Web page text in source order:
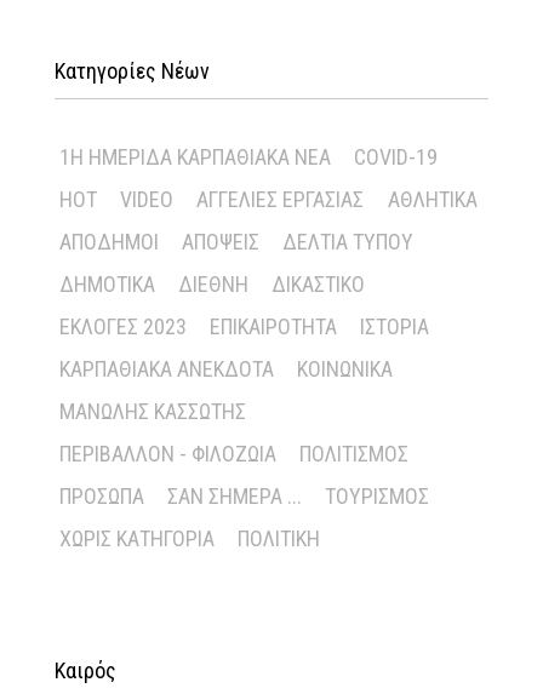
Κατηγορίες Νέων
1Η ΗΜΕΡΊΔΑ ΚΑΡΠΑΘΙΑΚΆ ΝΈΑ
COVID-19
HOT
VIDEO ΑΓΓΕΛΊΕΣ ΕΡΓΑΣΊΑΣ
ΑΘΛΗΤΙΚΆ
ΑΠΌΔΗΜΟΙ
ΑΠΌΨΕΙΣ
ΔΕΛΤΊΑ ΤΎΠΟΥ
ΔΗΜΟΤΙΚΆ
ΔΙΕΘΝΉ
ΔΙΚΑΣΤΙΚΌ
ΕΚΛΟΓΈΣ 2023
ΕΠΙΚΑΙΡΌΤΗΤΑ
ΙΣΤΟΡΊΑ
ΚΑΡΠΑΘΙΑΚΆ ΑΝΈΚΔΟΤΑ
ΚΟΙΝΩΝΙΚΆ
ΜΑΝΏΛΗΣ ΚΑΣΣΏΤΗΣ
ΠΕΡΙΒΆΛΛΟΝ - ΦΙΛΟΖΩΊΑ
ΠΟΛΙΤΙΣΜΌΣ
ΠΡΌΣΩΠΑ
ΣΑΝ ΣΉΜΕΡΑ ...
ΤΟΥΡΙΣΜΌΣ
ΧΩΡΊΣ ΚΑΤΗΓΟΡΊΑ
ΠΟΛΙΤΙΚΉ
Καιρός